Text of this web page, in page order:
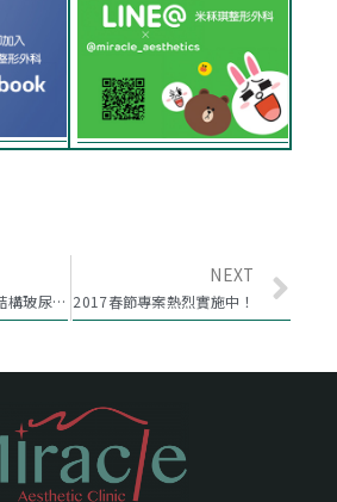
玻尿酸案例分享,結構玻尿酸支撐老態淚溝
NEXT
2017春節專案熱烈實施中！